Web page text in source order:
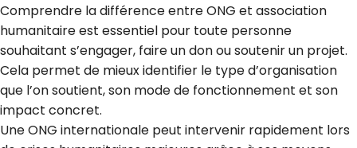
Comprendre la différence entre ONG et association
humanitaire est essentiel pour toute personne
souhaitant s’engager, faire un don ou soutenir un projet.
Cela permet de mieux identifier le type d’organisation
que l’on soutient, son mode de fonctionnement et son
impact concret.
Une ONG internationale peut intervenir rapidement lors